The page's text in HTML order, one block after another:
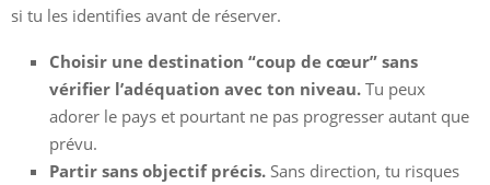
si tu les identifies avant de réserver.
Choisir une destination “coup de cœur” sans
vérifier l’adéquation avec ton niveau. Tu peux
adorer le pays et pourtant ne pas progresser autant que
prévu.
Partir sans objectif précis. Sans direction, tu risques